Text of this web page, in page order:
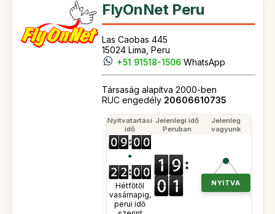
FlyOnNet Peru
Las Caobas 445
15024 Lima, Peru
+51 91518-1506 WhatsApp
Társaság alapítva 2000-ben
RUC engedély 20606610735
Nyitvatartási
idő
Jelenlegi idő
Peruban
Jelenleg
vagyunk
●
Hétfőtől
vasárnapig,
perui idő
NYITVA